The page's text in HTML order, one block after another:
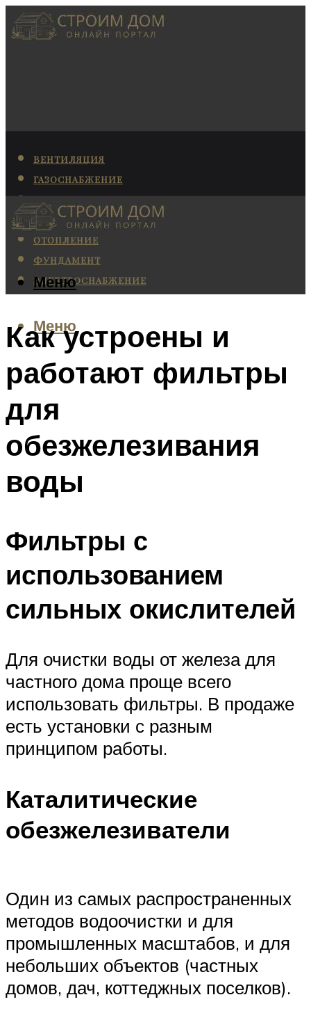
ВЕНТИЛЯЦИЯ
ГАЗОСНАБЖЕНИЕ
КАНАЛИЗАЦИЯ
КОНДИЦИОНИРОВАНИЕ
ОТОПЛЕНИЕ
ФУНДАМЕНТ
ЭЛЕКТРОСНАБЖЕНИЕ
Меню
Меню
Как устроены и
работают фильтры
для
обезжелезивания
воды
Фильтры с
использованием
сильных окислителей
Для очистки воды от железа для
частного дома проще всего
использовать фильтры. В продаже
есть установки с разным
принципом работы.
Каталитические
обезжелезиватели
Один из самых распространенных
методов водоочистки и для
промышленных масштабов, и для
небольших объектов (частных
домов, дач, коттеджных поселков).